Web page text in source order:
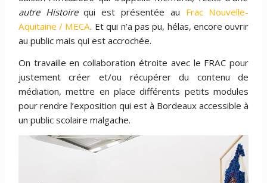
autre Histoirequi est présentée au Frac Nouvelle-
Aquitaine / MECA. Et qui n’a pas pu, hélas, encore ouvrir
au public mais qui est accrochée.
On travaille en collaboration étroite avec le FRAC pour
justement créer et/ou récupérer du contenu de
médiation, mettre en place différents petits modules
pour rendre l’exposition qui est à Bordeaux accessible à
un public scolaire malgache.